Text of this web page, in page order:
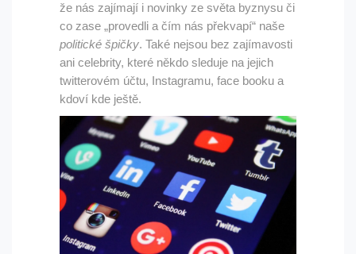
že nás zajímají i novinky ze světa byznysu či
co zase „provedli a čím nás překvapí“ naše
politické špičky. Také nejsou bez zajímavosti
ani celebrity, které někdo sleduje na jejich
twitterovém účtu, Instagramu, face booku a
kdoví kde ještě.